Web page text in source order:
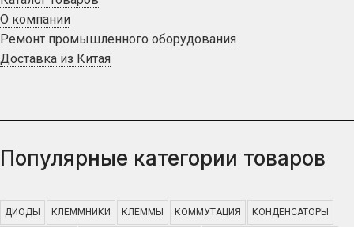
О компании
Ремонт промышленного оборудования
Доставка из Китая
Популярные категории товаров
ДИОДЫ КЛЕММНИКИ КЛЕММЫ КОММУТАЦИЯ КОНДЕНСАТОРЫ